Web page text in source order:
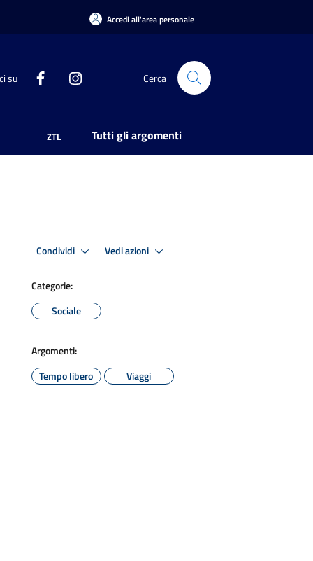
Accedi all'area personale
su Cerca
ZTL Tutti gli argomenti
Condividi Vedi azioni
Categorie:
Sociale
Argomenti:
Tempo libero
Viaggi